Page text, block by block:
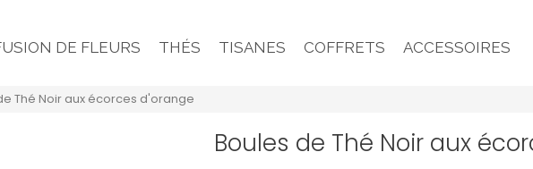
DE FLEURS THÉS TISANES COFFRETS ACCESSOIRES
Thé Noir aux écorces d'orange
Boules de Thé Noir aux